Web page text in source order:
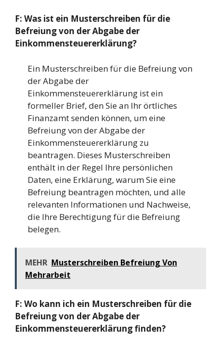
F: Was ist ein Musterschreiben für die
Befreiung von der Abgabe der
Einkommensteuererklärung?
Ein Musterschreiben für die Befreiung von
der Abgabe der
Einkommensteuererklärung ist ein
formeller Brief, den Sie an Ihr örtliches
Finanzamt senden können, um eine
Befreiung von der Abgabe der
Einkommensteuererklärung zu
beantragen. Dieses Musterschreiben
enthält in der Regel Ihre persönlichen
Daten, eine Erklärung, warum Sie eine
Befreiung beantragen möchten, und alle
relevanten Informationen und Nachweise,
die Ihre Berechtigung für die Befreiung
belegen.
MEHR Musterschreiben Befreiung Von
Mehrarbeit
F: Wo kann ich ein Musterschreiben für die
Befreiung von der Abgabe der
Einkommensteuererklärung finden?